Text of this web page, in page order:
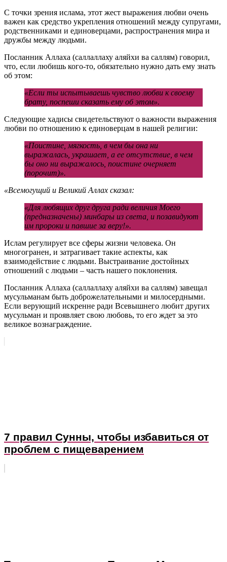
С точки зрения ислама, этот жест выражения любви очень
важен как средство укрепления отношений между супругами,
родственниками и единоверцами, распространения мира и
дружбы между людьми.
Посланник Аллаха (саллаллаху аляйхи ва саллям) говорил,
что, если любишь кого-то, обязательно нужно дать ему знать
об этом:
«Если ты испытываешь чувство любви к своему
брату, поспеши сказать ему об этом».
Следующие хадисы свидетельствуют о важности выражения
любви по отношению к единоверцам в нашей религии:
«Поистине, мягкость, в чем бы она ни
выражалась, украшает, а ее отсутствие, в чем
бы оно ни выражалось, поистине очерняет
(порочит)».
«Всемогущий и Великий Аллах сказал:
«Для любящих друг друга ради величия Моего
(предназначены) минбары из света, и позавидуют
им пророки и павшие за веру!».
Ислам регулирует все сферы жизни человека. Он
многогранен, и затрагивает такие аспекты, как
взаимодействие с людьми. Выстраивание достойных
отношений с людьми – часть нашего поклонения.
Посланник Аллаха (саллаллаху аляйхи ва саллям) завещал
мусульманам быть доброжелательными и милосердными.
Если верующий искренне ради Всевышнего любит других
мусульман и проявляет свою любовь, то его ждет за это
великое вознаграждение.
7 правил Сунны, чтобы избавиться от
проблем с пищеварением